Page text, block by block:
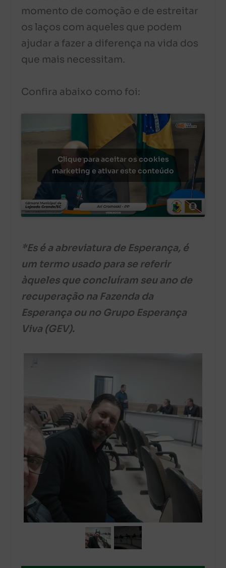
momento de comoção e de estreitar
os laços com aqueles que podem
ajudar a fazer a diferença na vida dos
que mais necessitam.
Confira abaixo como foi:
Clique para aceitar os cookies
marketing e ativar este conteúdo
*Es é a abreviatura de Esperança, é
um termo usado para se referir
àqueles que concluíram seu ano de
recuperação na Fazenda da
Esperança ou no Grupo Esperança
Viva (GEV).